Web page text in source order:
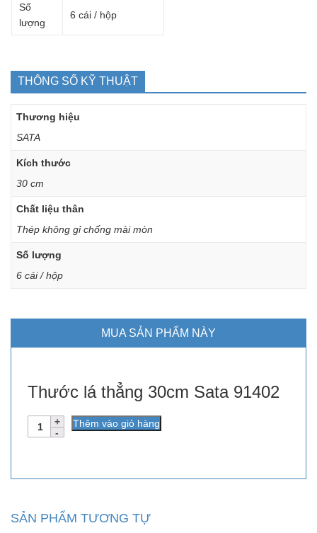
Số
lượng
6 cái / hộp
THÔNG SỐ KỸ THUẬT
Thương hiệu
SATA
Kích thước
30 cm
Chất liệu thân
Thép không gỉ chống mài mòn
Số lượng
6 cái / hộp
MUA SẢN PHẨM NÀY
Thước lá thẳng 30cm Sata 91402
Số
lượng
Thêm vào giỏ hàng
SẢN PHẨM TƯƠNG TỰ